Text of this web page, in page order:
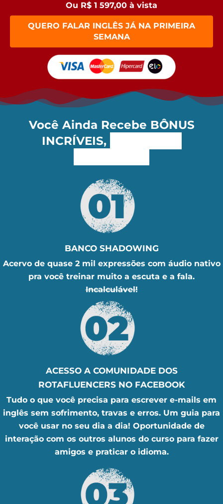
Ou R$ 1 597,00 à vista
QUERO FALAR INGLÊS JÁ NA PRIMEIRA
SEMANA
Você Ainda Recebe BÔNUS
INCRÍVEIS,
BANCO SHADOWING
Acervo de quase 2 mil expressões com áudio nativo
pra você treinar muito a escuta e a fala.
Incalculável!
ACESSO A COMUNIDADE DOS
ROTAFLUENCERS NO FACEBOOK
Tudo o que você precisa para escrever e-mails em
inglês sem sofrimento, travas e erros. Um guia para
você usar no seu dia a dia! Oportunidade de
interação com os outros alunos do curso para fazer
amigos e praticar o idioma.